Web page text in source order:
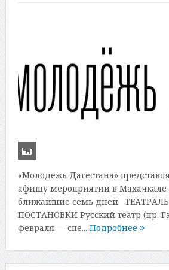
«Молодежь Дагестана»
афишу мероприятий в Махачкале
ближайшие семь дней.
ПОСТАНОВКИ Русский театр (пр.
февраля — спе... Подробнее